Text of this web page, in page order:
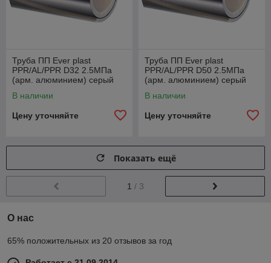
Труба ПП Ever plast
PPR/AL/PPR D32 2.5МПа
(арм. алюминием) серый
В наличии
Цену уточняйте
Труба ПП Ever plast
PPR/AL/PPR D50 2.5МПа
(арм. алюминием) серый
В наличии
Цену уточняйте
Показать ещё
1 / 3
О нас
65% положительных из 20 отзывов за год